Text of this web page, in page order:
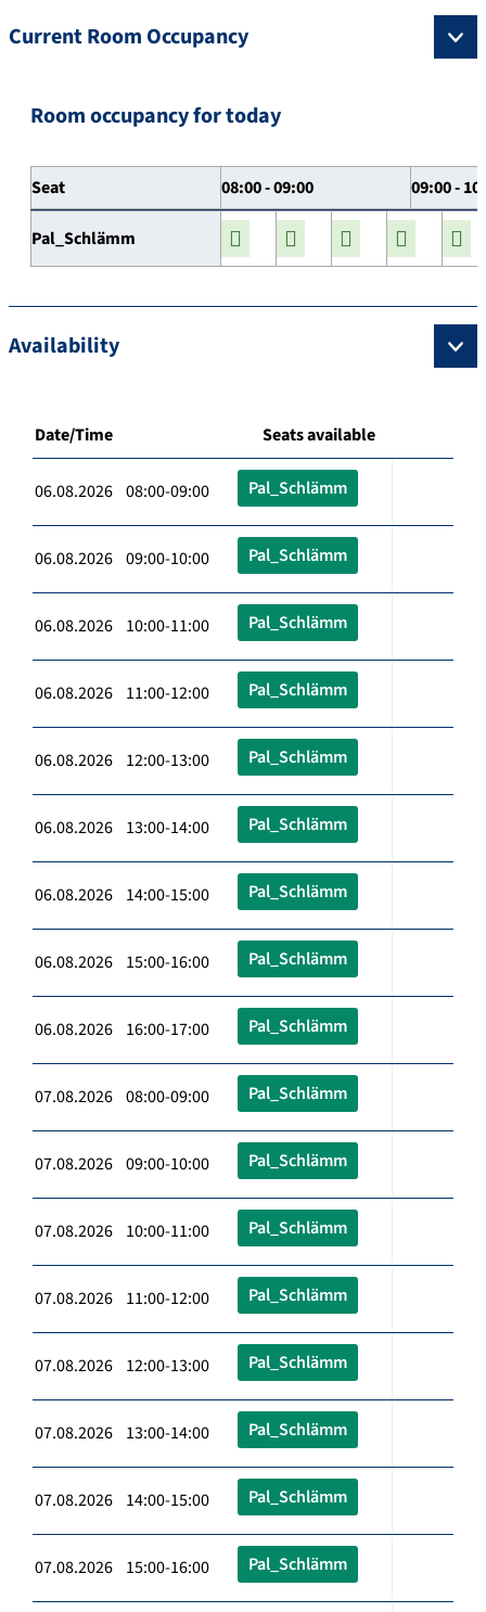
Current Room Occupancy
Room occupancy for today
Seat 08:00 - 09:00 09:00 -
Pal_Schlämm
Availability
Date/Time Seats available
06.08.2026 08:00-09:00 Pal_Schlämm
06.08.2026 09:00-10:00 Pal_Schlämm
06.08.2026 10:00-11:00 Pal_Schlämm
06.08.2026 11:00-12:00 Pal_Schlämm
06.08.2026 12:00-13:00 Pal_Schlämm
06.08.2026 13:00-14:00 Pal_Schlämm
06.08.2026 14:00-15:00 Pal_Schlämm
06.08.2026 15:00-16:00 Pal_Schlämm
06.08.2026 16:00-17:00 Pal_Schlämm
07.08.2026 08:00-09:00 Pal_Schlämm
07.08.2026 09:00-10:00 Pal_Schlämm
07.08.2026 10:00-11:00 Pal_Schlämm
07.08.2026 11:00-12:00 Pal_Schlämm
07.08.2026 12:00-13:00 Pal_Schlämm
07.08.2026 13:00-14:00 Pal_Schlämm
07.08.2026 14:00-15:00 Pal_Schlämm
07.08.2026 15:00-16:00 Pal_Schlämm